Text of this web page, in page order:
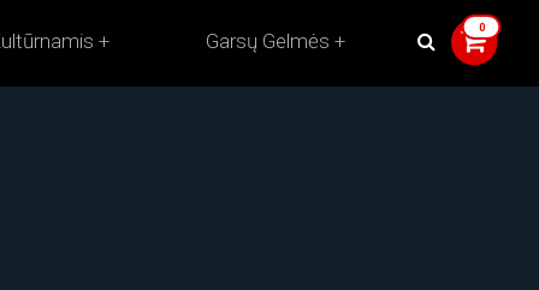
Garsų Gelmės